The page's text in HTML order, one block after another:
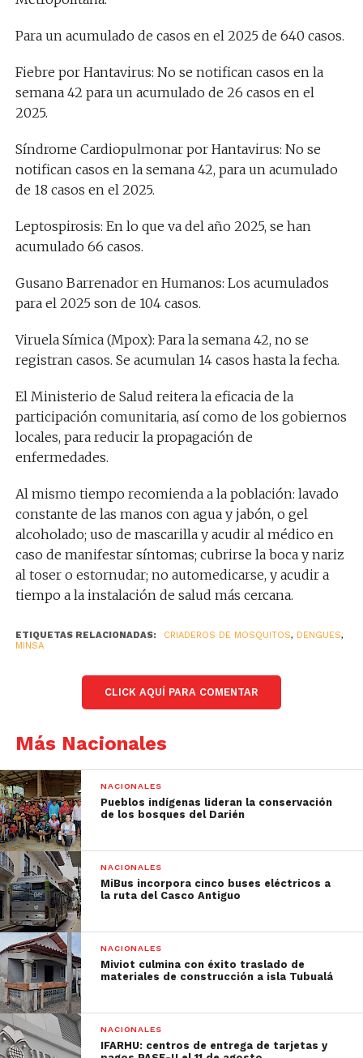
Para un acumulado de casos en el 2025 de 640 casos.
Fiebre por Hantavirus: No se notifican casos en la
semana 42 para un acumulado de 26 casos en el
2025.
Síndrome Cardiopulmonar por Hantavirus: No se
notifican casos en la semana 42, para un acumulado
de 18 casos en el 2025.
Leptospirosis: En lo que va del año 2025, se han
acumulado 66 casos.
Gusano Barrenador en Humanos: Los acumulados
para el 2025 son de 104 casos.
Viruela Símica (Mpox): Para la semana 42, no se
registran casos. Se acumulan 14 casos hasta la fecha.
El Ministerio de Salud reitera la eficacia de la
participación comunitaria, así como de los gobiernos
locales, para reducir la propagación de
enfermedades.
Al mismo tiempo recomienda a la población: lavado
constante de las manos con agua y jabón, o gel
alcoholado; uso de mascarilla y acudir al médico en
caso de manifestar síntomas; cubrirse la boca y nariz
al toser o estornudar; no automedicarse, y acudir a
tiempo a la instalación de salud más cercana.
ETIQUETAS RELACIONADAS: CRIADEROS DE MOSQUITOS, DENGUES,
MINSA
CLICK AQUÍ PARA COMENTAR
Más Nacionales
NACIONALES
Pueblos indígenas lideran la conservación
de los bosques del Darién
NACIONALES
MiBus incorpora cinco buses eléctricos a
la ruta del Casco Antiguo
NACIONALES
Miviot culmina con éxito traslado de
materiales de construcción a isla Tubualá
NACIONALES
IFARHU: centros de entrega de tarjetas y